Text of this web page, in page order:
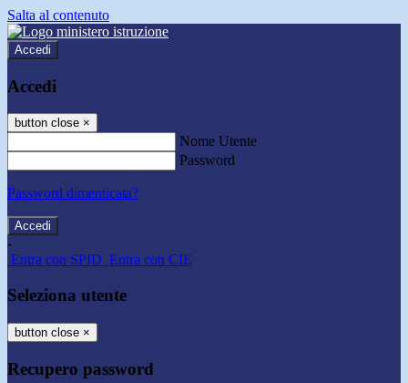
Salta al contenuto
Accedi
Accedi
button close ×
Nome Utente
Password
Password dimenticata?
-
Entra con SPID Entra con CIE
Seleziona utente
button close ×
Recupero password